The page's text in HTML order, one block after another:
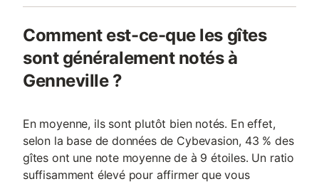
Comment est-ce-que les gîtes
sont généralement notés à
Genneville ?
En moyenne, ils sont plutôt bien notés. En effet,
selon la base de données de Cybevasion, 43 % des
gîtes ont une note moyenne de à 9 étoiles. Un ratio
suffisamment élevé pour affirmer que vous